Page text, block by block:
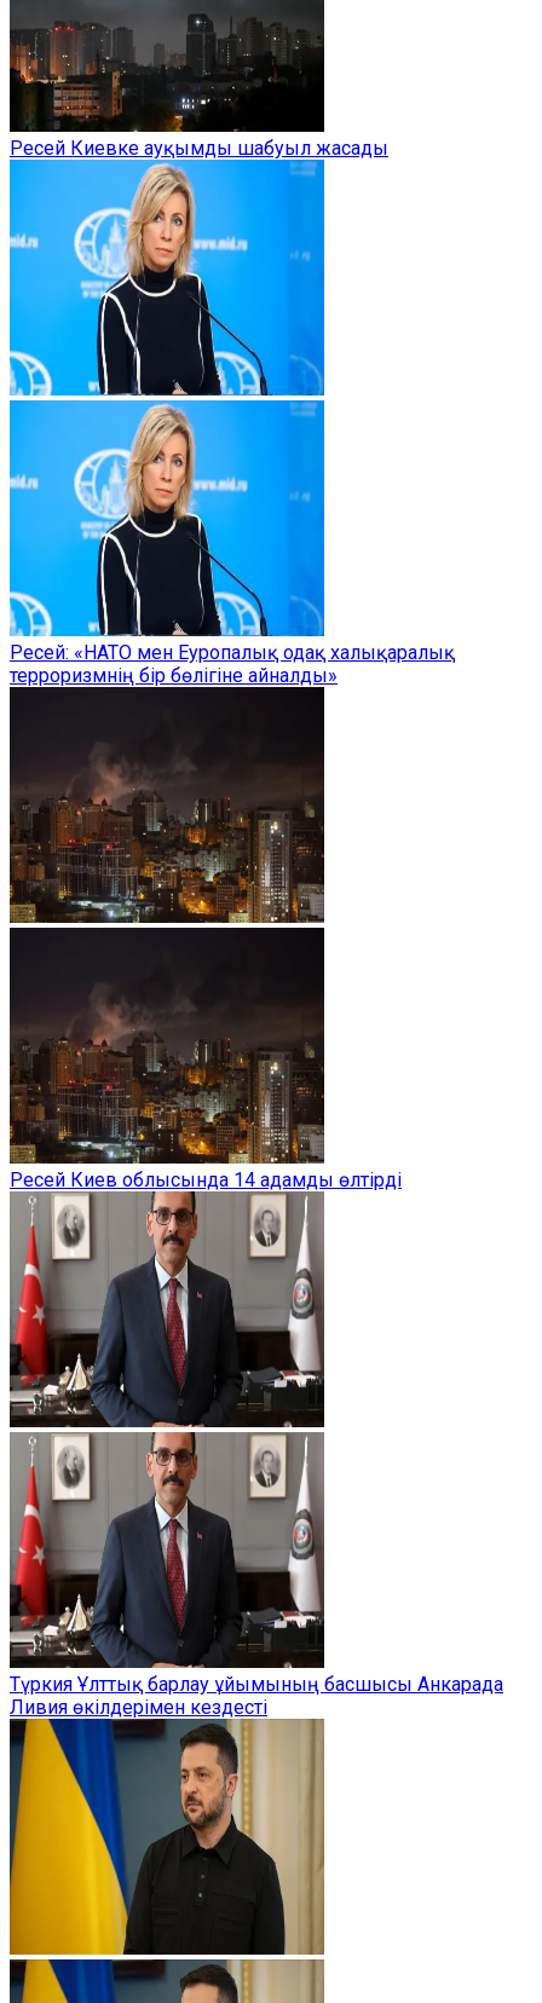
Ресей Киевке ауқымды шабуыл жасады
Ресей: «НАТО мен Еуропалық одақ халықаралық
терроризмнің бір бөлігіне айналды»
Ресей Киев облысында 14 адамды өлтірді
Түркия Ұлттық барлау ұйымының басшысы Анкарада
Ливия өкілдерімен кездесті